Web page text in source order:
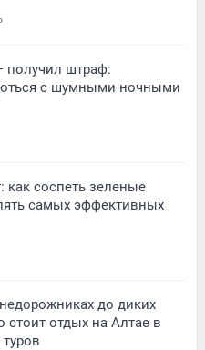
получил штраф:
с шумными ночными
как соспеть зеленые
самых эффективных
до диких
стоит отдых на Алтае в